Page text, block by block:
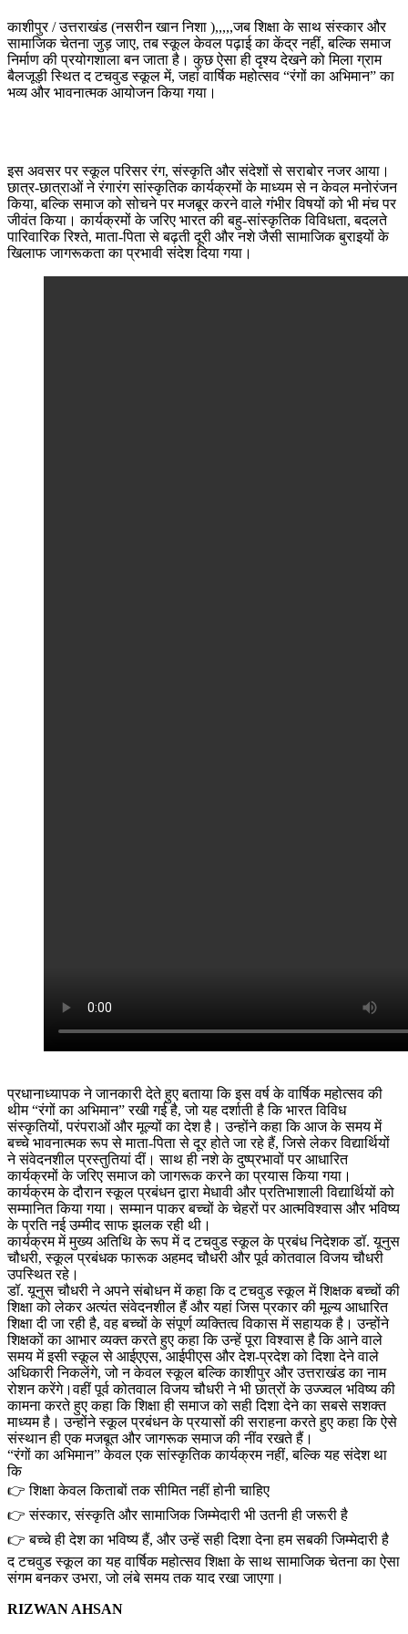
काशीपुर / उत्तराखंड (नसरीन खान निशा ),,,,,जब शिक्षा के साथ संस्कार और
सामाजिक चेतना जुड़ जाए, तब स्कूल केवल पढ़ाई का केंद्र नहीं, बल्कि समाज
निर्माण की प्रयोगशाला बन जाता है। कुछ ऐसा ही दृश्य देखने को मिला ग्राम
बैलजूड़ी स्थित द टचवुड स्कूल में, जहां वार्षिक महोत्सव “रंगों का अभिमान” का
भव्य और भावनात्मक आयोजन किया गया।
इस अवसर पर स्कूल परिसर रंग, संस्कृति और संदेशों से सराबोर नजर आया।
छात्र-छात्राओं ने रंगारंग सांस्कृतिक कार्यक्रमों के माध्यम से न केवल मनोरंजन
किया, बल्कि समाज को सोचने पर मजबूर करने वाले गंभीर विषयों को भी मंच पर
जीवंत किया। कार्यक्रमों के जरिए भारत की बहु-सांस्कृतिक विविधता, बदलते
पारिवारिक रिश्ते, माता-पिता से बढ़ती दूरी और नशे जैसी सामाजिक बुराइयों के
खिलाफ जागरूकता का प्रभावी संदेश दिया गया।
प्रधानाध्यापक ने जानकारी देते हुए बताया कि इस वर्ष के वार्षिक महोत्सव की
थीम “रंगों का अभिमान” रखी गई है, जो यह दर्शाती है कि भारत विविध
संस्कृतियों, परंपराओं और मूल्यों का देश है। उन्होंने कहा कि आज के समय में
बच्चे भावनात्मक रूप से माता-पिता से दूर होते जा रहे हैं, जिसे लेकर विद्यार्थियों
ने संवेदनशील प्रस्तुतियां दीं। साथ ही नशे के दुष्प्रभावों पर आधारित
कार्यक्रमों के जरिए समाज को जागरूक करने का प्रयास किया गया।
कार्यक्रम के दौरान स्कूल प्रबंधन द्वारा मेधावी और प्रतिभाशाली विद्यार्थियों को
सम्मानित किया गया। सम्मान पाकर बच्चों के चेहरों पर आत्मविश्वास और भविष्य
के प्रति नई उम्मीद साफ झलक रही थी।
कार्यक्रम में मुख्य अतिथि के रूप में द टचवुड स्कूल के प्रबंध निदेशक डॉ. यूनुस
चौधरी, स्कूल प्रबंधक फारूक अहमद चौधरी और पूर्व कोतवाल विजय चौधरी
उपस्थित रहे।
डॉ. यूनुस चौधरी ने अपने संबोधन में कहा कि द टचवुड स्कूल में शिक्षक बच्चों की
शिक्षा को लेकर अत्यंत संवेदनशील हैं और यहां जिस प्रकार की मूल्य आधारित
शिक्षा दी जा रही है, वह बच्चों के संपूर्ण व्यक्तित्व विकास में सहायक है। उन्होंने
शिक्षकों का आभार व्यक्त करते हुए कहा कि उन्हें पूरा विश्वास है कि आने वाले
समय में इसी स्कूल से आईएएस, आईपीएस और देश-प्रदेश को दिशा देने वाले
अधिकारी निकलेंगे, जो न केवल स्कूल बल्कि काशीपुर और उत्तराखंड का नाम
रोशन करेंगे।वहीं पूर्व कोतवाल विजय चौधरी ने भी छात्रों के उज्ज्वल भविष्य की
कामना करते हुए कहा कि शिक्षा ही समाज को सही दिशा देने का सबसे सशक्त
माध्यम है। उन्होंने स्कूल प्रबंधन के प्रयासों की सराहना करते हुए कहा कि ऐसे
संस्थान ही एक मजबूत और जागरूक समाज की नींव रखते हैं।
“रंगों का अभिमान” केवल एक सांस्कृतिक कार्यक्रम नहीं, बल्कि यह संदेश था
कि
👉 शिक्षा केवल किताबों तक सीमित नहीं होनी चाहिए
👉 संस्कार, संस्कृति और सामाजिक जिम्मेदारी भी उतनी ही जरूरी है
👉 बच्चे ही देश का भविष्य हैं, और उन्हें सही दिशा देना हम सबकी जिम्मेदारी है
द टचवुड स्कूल का यह वार्षिक महोत्सव शिक्षा के साथ सामाजिक चेतना का ऐसा
संगम बनकर उभरा, जो लंबे समय तक याद रखा जाएगा।
RIZWAN AHSAN